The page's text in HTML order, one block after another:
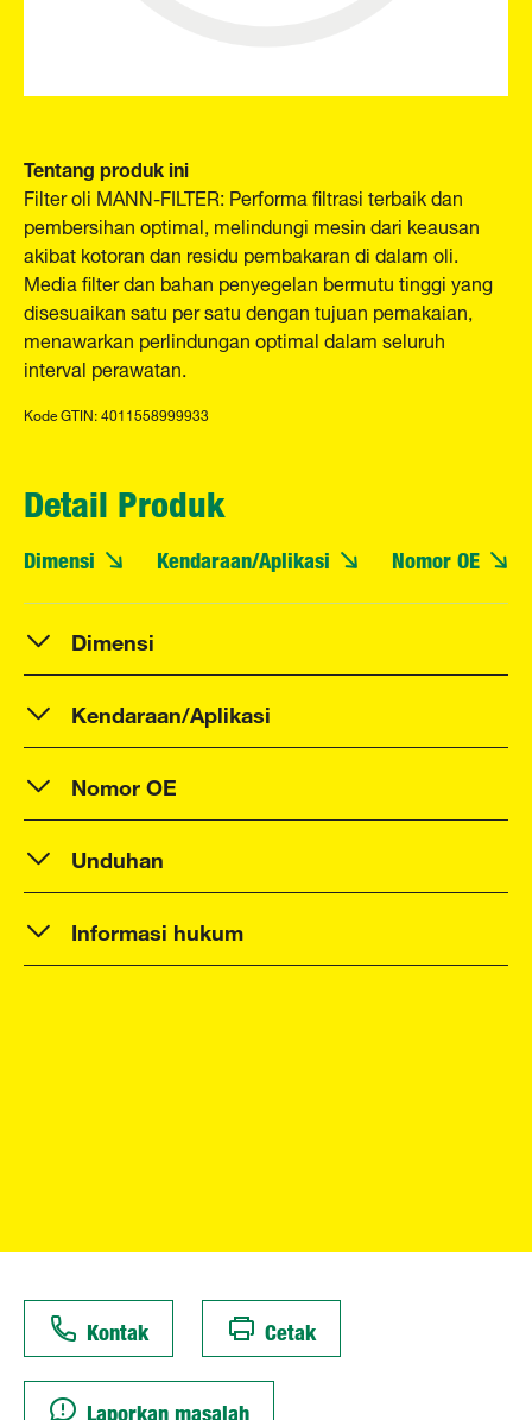
Tentang produk ini
Filter oli MANN-FILTER: Performa filtrasi terbaik dan
pembersihan optimal, melindungi mesin dari keausan
akibat kotoran dan residu pembakaran di dalam oli.
Media filter dan bahan penyegelan bermutu tinggi yang
disesuaikan satu per satu dengan tujuan pemakaian,
menawarkan perlindungan optimal dalam seluruh
interval perawatan.
Kode GTIN: 4011558999933
Detail Produk
Dimensi Kendaraan/Aplikasi Nomor OE
Dimensi
Kendaraan/Aplikasi
Nomor OE
Unduhan
Informasi hukum
Kontak Cetak
Laporkan masalah